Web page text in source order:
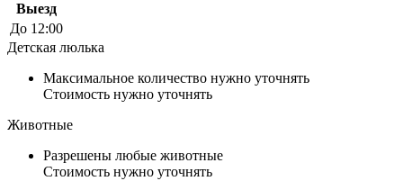
Выезд
До 12:00
Детская люлька
Максимальное количество нужно уточнять
Стоимость нужно уточнять
Животные
Разрешены любые животные
Стоимость нужно уточнять